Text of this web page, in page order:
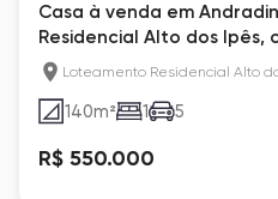
Casa à venda em
Residencial Alto dos Ipês,
Loteamento Residencial Alto
140m² 1 5
R$ 550.000